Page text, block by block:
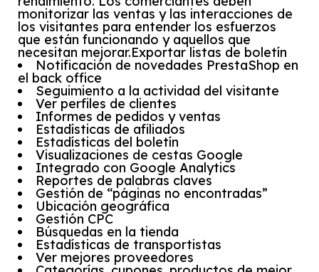
monitorizar las ventas y las interacciones de
los visitantes para entender los esfuerzos
que están funcionando y aquellos que
necesitan mejorar.Exportar listas de boletín
Notificación de novedades PrestaShop en
el back office
Seguimiento a la actividad del visitante
Ver perfiles de clientes
Informes de pedidos y ventas
Estadísticas de afiliados
Estadísticas del boletín
Visualizaciones de cestas Google
Integrado con Google Analytics
Reportes de palabras claves
Gestión de “páginas no encontradas”
Ubicación geográfica
Gestión CPC
Búsquedas en la tienda
Estadísticas de transportistas
Ver mejores proveedores